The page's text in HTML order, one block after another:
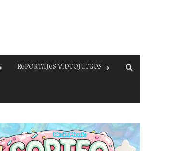
REPORTAJES VIDEOJUEGOS